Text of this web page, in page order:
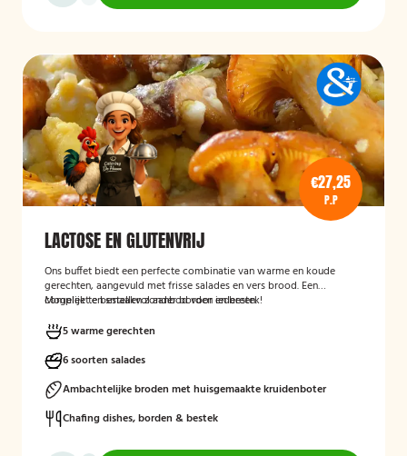
€27,25
P.P
LACTOSE EN GLUTENVRIJ
Ons buffet biedt een perfecte combinatie van warme en koude
gerechten, aangevuld met frisse salades en vers brood. Een
compleet en smaakvol aanbod voor iedereen.
Mogelijk te bestellen zonder borden en bestek!
5 warme gerechten
6 soorten salades
Ambachtelijke broden met huisgemaakte kruidenboter
Chafing dishes, borden & bestek